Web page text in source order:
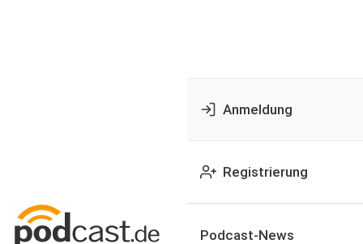
Anmeldung
Registrierung
Podcast-News